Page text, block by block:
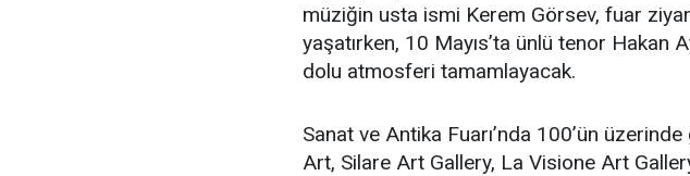
müziğin usta ismi Kerem Görsev, fuar
yaşatırken, 10 Mayıs’ta ünlü tenor Hakan
dolu atmosferi tamamlayacak.
Sanat ve Antika Fuarı’nda 100’ün
Art, Silare Art Gallery, La Visione Art